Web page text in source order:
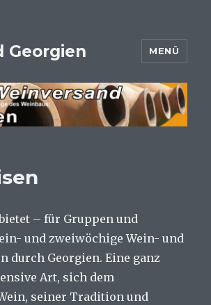
Georgien MENÜ
– für Gruppen und
und zweiwöchige Wein- und
durch Georgien. Eine ganz
Art, sich dem
seiner Tradition und